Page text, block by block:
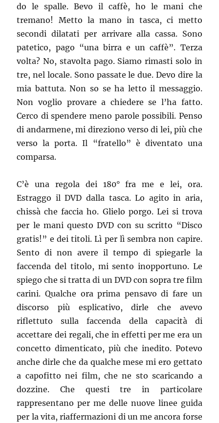
do le spalle. Bevo il caffè, ho le mani che
tremano! Metto la mano in tasca, ci metto
secondi dilatati per arrivare alla cassa. Sono
patetico, pago “una birra e un caffè”. Terza
volta? No, stavolta pago. Siamo rimasti solo in
tre, nel locale. Sono passate le due. Devo dire la
mia battuta. Non so se ha letto il messaggio.
Non voglio provare a chiedere se l’ha fatto.
Cerco di spendere meno parole possibili. Penso
di andarmene, mi direziono verso di lei, più che
verso la porta. Il “fratello” è diventato una
comparsa.
C’è una regola dei 180° fra me e lei, ora.
Estraggo il DVD dalla tasca. Lo agito in aria,
chissà che faccia ho. Glielo porgo. Lei si trova
per le mani questo DVD con su scritto “Disco
gratis!” e dei titoli. Lì per lì sembra non capire.
Sento di non avere il tempo di spiegarle la
faccenda del titolo, mi sento inopportuno. Le
spiego che si tratta di un DVD con sopra tre film
carini. Qualche ora prima pensavo di fare un
discorso più esplicativo, dirle che avevo
riflettuto sulla faccenda della capacità di
accettare dei regali, che in effetti per me era un
concetto dimenticato, più che inedito. Potevo
anche dirle che da qualche mese mi ero gettato
a capofitto nei film, che ne sto scaricando a
dozzine. Che questi tre in particolare
rappresentano per me delle nuove linee guida
per la vita, riaffermazioni di un me ancora forse